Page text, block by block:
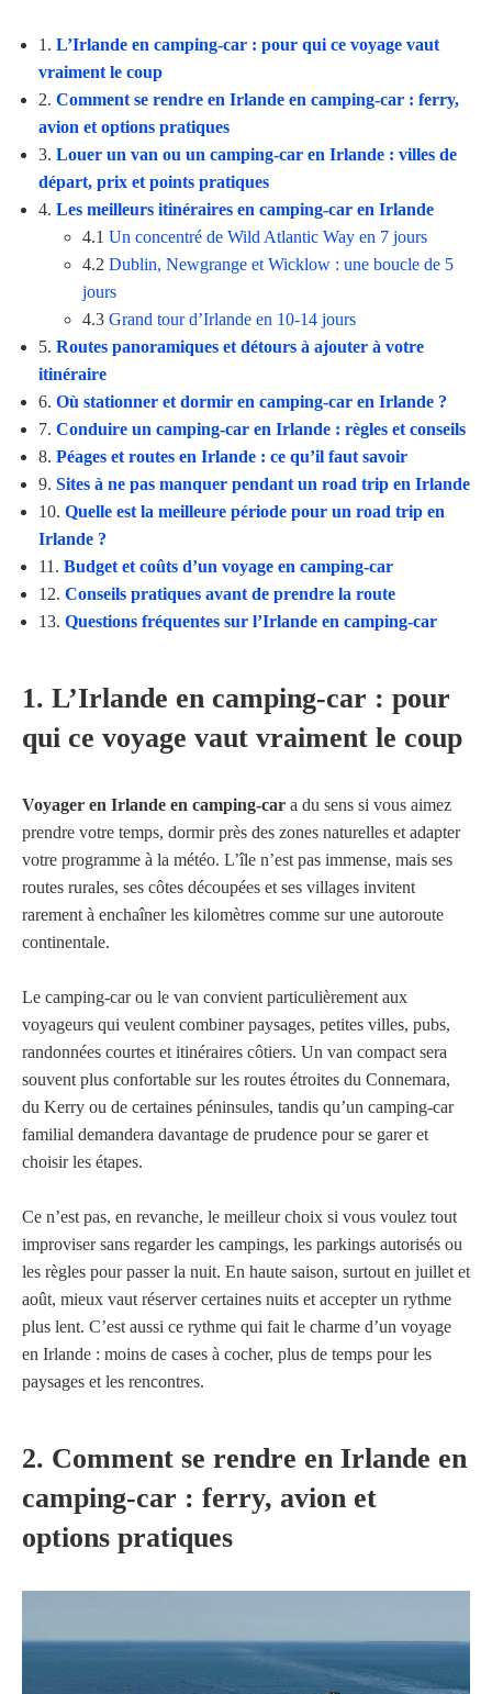
1. L’Irlande en camping-car : pour qui ce voyage vaut
vraiment le coup
2. Comment se rendre en Irlande en camping-car : ferry,
avion et options pratiques
3. Louer un van ou un camping-car en Irlande : villes de
départ, prix et points pratiques
4. Les meilleurs itinéraires en camping-car en Irlande
4.1 Un concentré de Wild Atlantic Way en 7 jours
4.2 Dublin, Newgrange et Wicklow : une boucle de 5
jours
4.3 Grand tour d’Irlande en 10-14 jours
5. Routes panoramiques et détours à ajouter à votre
itinéraire
6. Où stationner et dormir en camping-car en Irlande ?
7. Conduire un camping-car en Irlande : règles et conseils
8. Péages et routes en Irlande : ce qu’il faut savoir
9. Sites à ne pas manquer pendant un road trip en Irlande
10. Quelle est la meilleure période pour un road trip en
Irlande ?
11. Budget et coûts d’un voyage en camping-car
12. Conseils pratiques avant de prendre la route
13. Questions fréquentes sur l’Irlande en camping-car
1. L’Irlande en camping-car : pour
qui ce voyage vaut vraiment le coup
Voyager en Irlande en camping-car a du sens si vous aimez
prendre votre temps, dormir près des zones naturelles et adapter
votre programme à la météo. L’île n’est pas immense, mais ses
routes rurales, ses côtes découpées et ses villages invitent
rarement à enchaîner les kilomètres comme sur une autoroute
continentale.
Le camping-car ou le van convient particulièrement aux
voyageurs qui veulent combiner paysages, petites villes, pubs,
randonnées courtes et itinéraires côtiers. Un van compact sera
souvent plus confortable sur les routes étroites du Connemara,
du Kerry ou de certaines péninsules, tandis qu’un camping-car
familial demandera davantage de prudence pour se garer et
choisir les étapes.
Ce n’est pas, en revanche, le meilleur choix si vous voulez tout
improviser sans regarder les campings, les parkings autorisés ou
les règles pour passer la nuit. En haute saison, surtout en juillet et
août, mieux vaut réserver certaines nuits et accepter un rythme
plus lent. C’est aussi ce rythme qui fait le charme d’un voyage
en Irlande : moins de cases à cocher, plus de temps pour les
paysages et les rencontres.
2. Comment se rendre en Irlande en
camping-car : ferry, avion et
options pratiques